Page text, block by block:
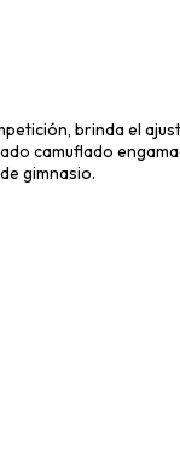
brinda el
camuflado
gimnasio.